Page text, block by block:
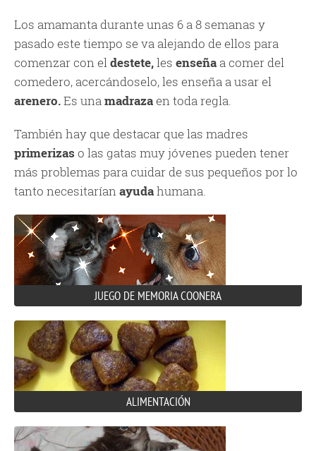
Los amamanta durante unas 6 a 8 semanas y
pasado este tiempo se va alejando de ellos para
comenzar con eldestete,les enseña a comer del
comedero, acercándoselo, les enseña a usar el
arenero.Es unamadrazaen toda regla.
También hay que destacar que las madres
primerizaso las gatas muy jóvenes pueden tener
más problemas para cuidar de sus pequeños por lo
tanto necesitaríanayudahumana.
JUEGO DE MEMORIA COONERA
ALIMENTACIÓN